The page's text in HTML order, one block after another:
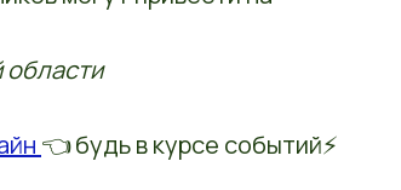
👈 будь в курсе событий⚡️